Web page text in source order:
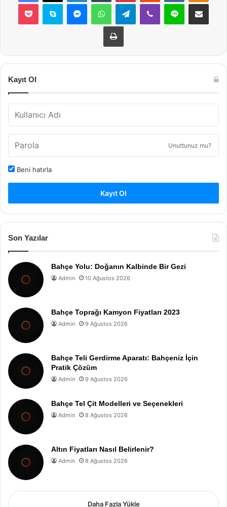
Pocket Skype MessengerWhatsAppTelegramViber Line E-Posta ile
Yazdır
Kayıt Ol
Unuttunuz mu?
Beni hatırla
Kayıt Ol
Son Yazılar
Bahçe Yolu: Doğanın Kalbinde Bir Gezi
Admin 10 Ağustos 2026
Bahçe Toprağı Kamyon Fiyatları 2023
Admin 9 Ağustos 2026
Bahçe Teli Gerdirme Aparatı: Bahçeniz İçin
Pratik Çözüm
Admin 9 Ağustos 2026
Bahçe Tel Çit Modelleri ve Seçenekleri
Admin 8 Ağustos 2026
Altın Fiyatları Nasıl Belirlenir?
Admin 8 Ağustos 2026
Daha Fazla Yükle